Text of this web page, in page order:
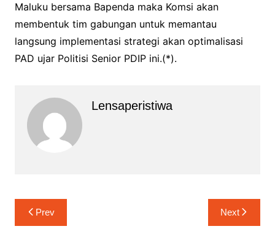
Maluku bersama Bapenda maka Komsi akan
membentuk tim gabungan untuk memantau
langsung implementasi strategi akan optimalisasi
PAD ujar Politisi Senior PDIP ini.(*).
Lensaperistiwa
Navigasi
pos
Prev Next